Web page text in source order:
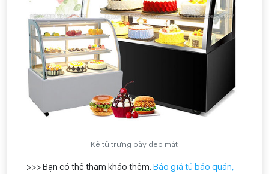
Kệ tủ trưng bày đẹp mắt
>>> Bạn có thể tham khảo thêm: Báo giá tủ bảo quản,